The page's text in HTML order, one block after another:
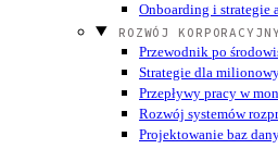
Onboarding i strategie
ROZWÓJ KORPORACYJNY
Przewodnik po
Strategie dla
Przepływy pracy w
Rozwój systemów
Projektowanie baz